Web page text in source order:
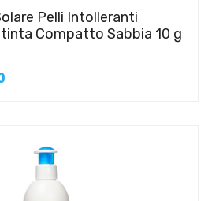
Pelli Intolleranti
Compatto Sabbia 10 g